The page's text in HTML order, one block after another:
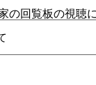
の回覧板の視聴